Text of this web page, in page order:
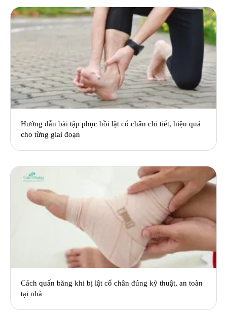
Hướng dẫn bài tập phục hồi lật cổ chân chi tiết, hiệu quả
cho từng giai đoạn
Cách quấn băng khi bị lật cổ chân đúng kỹ thuật, an toàn
tại nhà